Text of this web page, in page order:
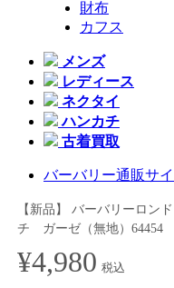
財布
カフス
メンズ
レディース
ネクタイ
ハンカチ
古着買取
バーバリー通販サ
【新品】 バーバリーロ
チ ガーゼ（無地）64454
¥4,980 税込